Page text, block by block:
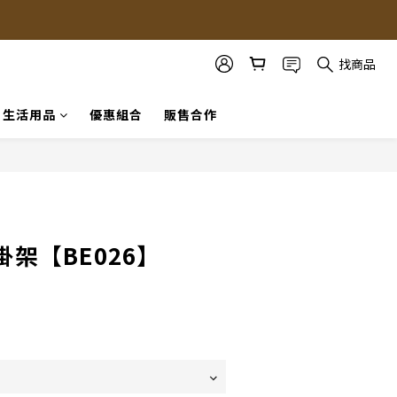
找商品
生活用品 優惠組合 販售合作
【BE026】